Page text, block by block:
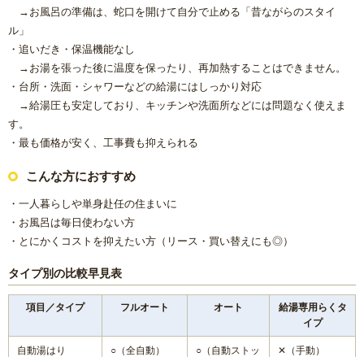
→お風呂の準備は、蛇口を開けて自分で止める「昔ながらのスタイ
ル」
・追いだき・保温機能なし
→お湯を張った後に温度を保ったり、再加熱することはできません。
・台所・洗面・シャワーなどの給湯にはしっかり対応
→給湯圧も安定しており、キッチンや洗面所などには問題なく使えま
す。
・最も価格が安く、工事費も抑えられる
こんな方におすすめ
・一人暮らしや単身赴任の住まいに
・お風呂は毎日使わない方
・とにかくコストを抑えたい方（リース・買い替えにも◎）
タイプ別の比較早見表
項目／タイプ フルオート オート
給湯専用らくタ
イプ
自動湯はり ○（全自動）
○（自動ストッ
✕（手動）